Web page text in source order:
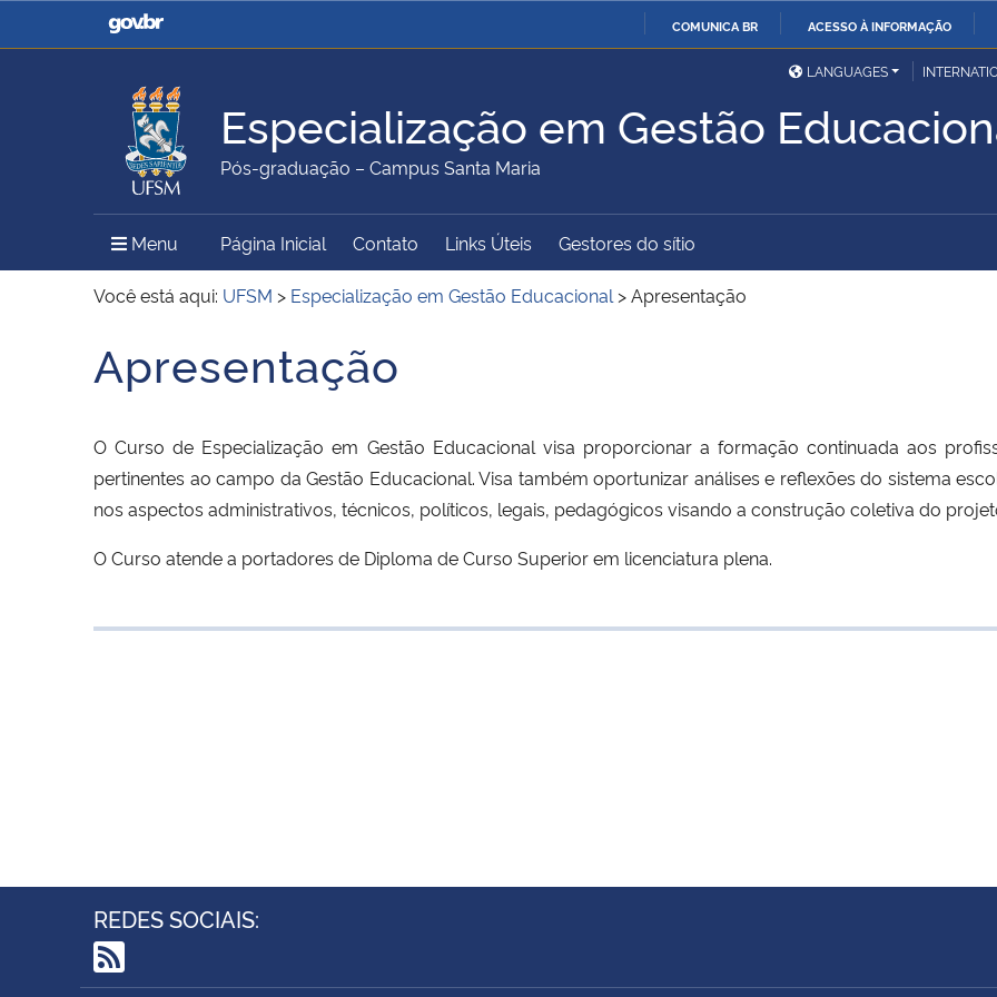
O
COMUNICA BR ACESSO À INFORMAÇÃO
Casa Civil
Ministério da Justiça e
Ministério da Defesa
Ministério das Relações
Exteriores
Ministério da Agricultura,
Pecuária e Abastecimento
Ministério da Educação Ministério da Cidadania Ministério da Saúde
Ministério do Meio Ambiente Ministério do Turismo
Ministério do
Desenvolvimento Regional
Secretaria de Governo
Gabinete de Segurança
LANGUAGES
Especialização em Gestão
Pós-graduação – Campus Santa Maria
Menu Menu Principal do Sítio
Página Inicial Contato Links Úteis Gestores do sítio
Você está aqui: UFSM > Especialização em Gestão Educacional >Apresentação
Início do conteúdo
Apresentação
O Curso de Especialização em Gestão Educacional visa proporcionar a formação continuada aos
pertinentes ao campo da Gestão Educacional. Visa também oportunizar análises e reflexões do sistema
nos aspectos administrativos, técnicos, políticos, legais, pedagógicos visando a construção coletiva do
O Curso atende a portadores de Diploma de Curso Superior em licenciatura plena.
REDES SOCIAIS: